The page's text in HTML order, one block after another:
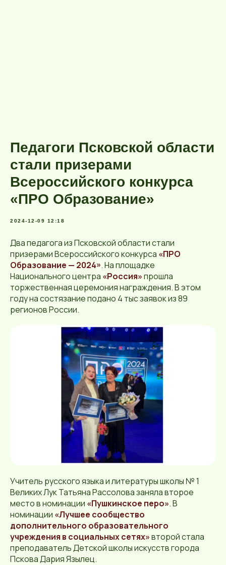
Педагоги Псковской области
стали призерами
Всероссийского конкурса
«ПРО Образование»
2024-12-09 12:18
Два педагога из Псковской области стали
призерами Всероссийского конкурса «ПРО
Образование — 2024». На площадке
Национального центра «Россия»прошла
торжественная церемония награждения. В этом
году на состязание подано 4 тыс заявок из 89
регионов России.
Учитель русского языка и литературы школы № 1
Великих Лук Татьяна Рассолова заняла второе
место в номинации «Пушкинское перо». В
номинации «Лучшее сообщество
дополнительного образовательного
учреждения в социальных сетях»второй стала
преподаватель Детской школы искусств города
Пскова Дария Язылец.